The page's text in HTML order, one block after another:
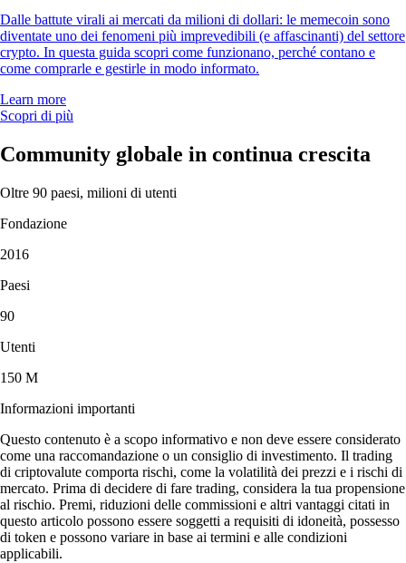
Dalle battute virali ai mercati da milioni di dollari: le memecoin sono
diventate uno dei fenomeni più imprevedibili (e affascinanti) del settore
crypto. In questa guida scopri come funzionano, perché contano e
come comprarle e gestirle in modo informato.
Learn more
Scopri di più
Community globale in continua crescita
Oltre 90 paesi, milioni di utenti
Fondazione
2016
Paesi
90
Utenti
150 M
Informazioni importanti
Questo contenuto è a scopo informativo e non deve essere considerato
come una raccomandazione o un consiglio di investimento. Il trading
di criptovalute comporta rischi, come la volatilità dei prezzi e i rischi di
mercato. Prima di decidere di fare trading, considera la tua propensione
al rischio. Premi, riduzioni delle commissioni e altri vantaggi citati in
questo articolo possono essere soggetti a requisiti di idoneità, possesso
di token e possono variare in base ai termini e alle condizioni
applicabili.